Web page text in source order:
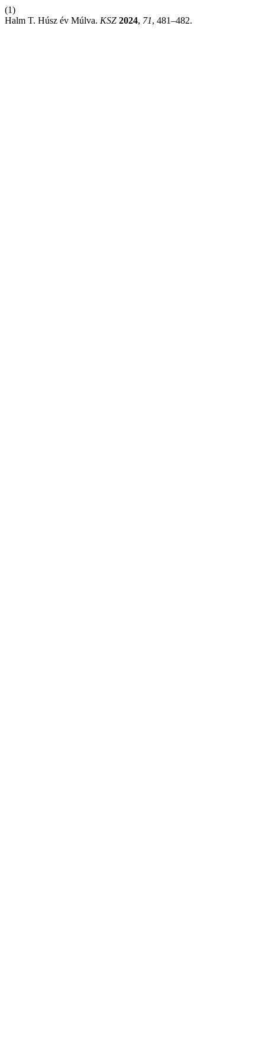
(1)
Halm T. Húsz év Múlva. KSZ 2024, 71, 481–482.